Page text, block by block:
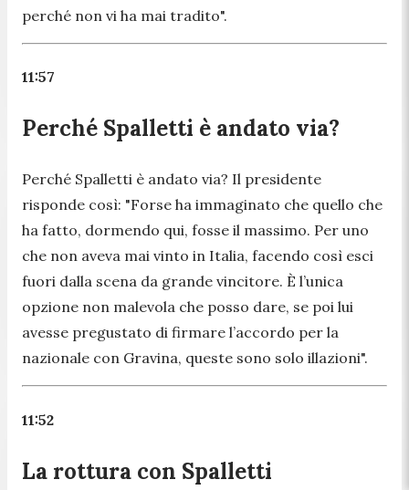
perché non vi ha mai tradito".
11:57
Perché Spalletti è andato via?
Perché Spalletti è andato via? Il presidente
risponde così: "Forse ha immaginato che quello che
ha fatto, dormendo qui, fosse il massimo. Per uno
che non aveva mai vinto in Italia, facendo così esci
fuori dalla scena da grande vincitore. È l’unica
opzione non malevola che posso dare, se poi lui
avesse pregustato di firmare l’accordo per la
nazionale con Gravina, queste sono solo illazioni".
11:52
La rottura con Spalletti